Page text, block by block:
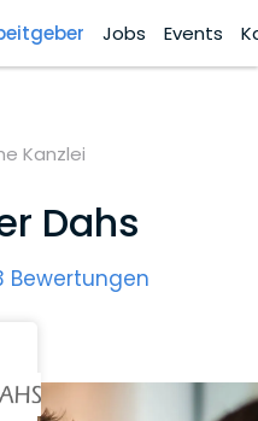
Jobs Events
Kanzlei
Dahs
Bewertungen